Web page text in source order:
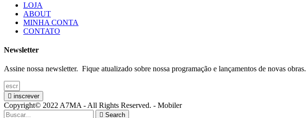
LOJA
ABOUT
MINHA CONTA
CONTATO
Newsletter
Assine nossa newsletter. Fique atualizado sobre nossa programação e lançamentos de novas obras.
inscrever
Copyright© 2022 A7MA - All Rights Reserved. - Mobiler
Search